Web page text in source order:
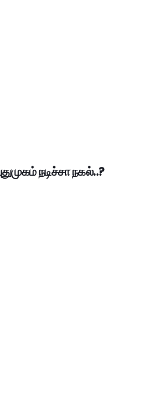
நடிச்சா நகல்..?